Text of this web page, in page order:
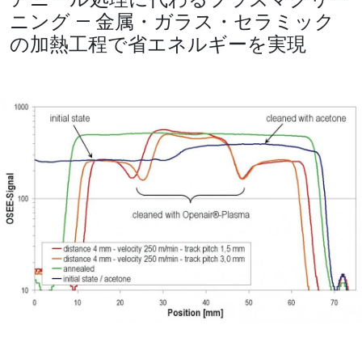
ニング ― 金属・ガラス・セラミック
の加熱工程で省エネルギーを実現